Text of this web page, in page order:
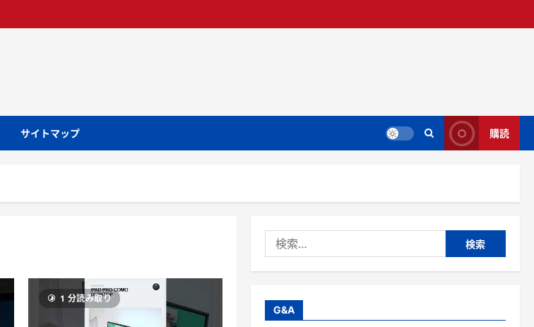
サイトマップ 購読
1 分読み取り
索:
G&A